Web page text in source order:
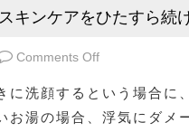
キンケアをひたすら続
Comments Offon 不正解な方
に洗顔するという場合に
お湯の場合、浮気にダメ